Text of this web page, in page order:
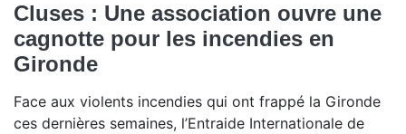
Cluses : Une association ouvre une
cagnotte pour les incendies en
Gironde
Face aux violents incendies qui ont frappé la Gironde
ces dernières semaines, l’Entraide Internationale de